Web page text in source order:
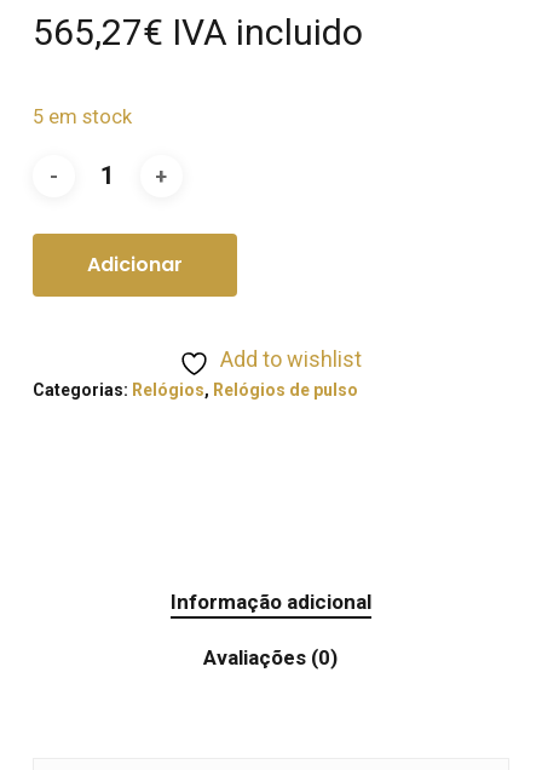
565,27€ IVA incluido
5 em stock
Adicionar
Add to wishlist
Categorias: Relógios, Relógios de pulso
Informação adicional
Avaliações (0)